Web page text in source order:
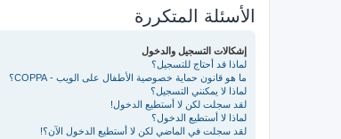
الأسئلة المتكررة
إشكالات التسجيل والدخول
لماذا قد أحتاج للتسجيل؟
ما هو قانون حماية خصوصية الأطفال على الويب - COPPA؟
لماذا لا يمكنني التسجيل؟
لقد سجلت لكن لا أستطيع الدخول!
لماذا لا أستطيع الدخول؟
لقد سجلت في الماضي لكن لا أستطيع الدخول الآن؟!